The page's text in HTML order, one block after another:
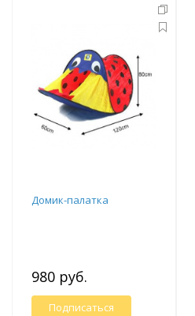
Домик-палатка
980 руб.
Подписаться